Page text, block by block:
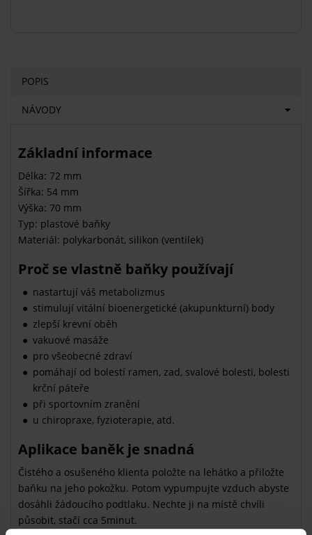
POPIS
NÁVODY
Základní informace
Délka: 72 mm
Šířka: 54 mm
Výška: 70 mm
Typ: plastové baňky
Materiál: polykarbonát, silikon (ventilek)
Proč se vlastně baňky používají
nastartují váš metabolizmus
stimulují vitální bioenergetické (akupunkturní) body
zlepší krevní oběh
vakuové masáže
pro všeobecné zdraví
pomáhají od bolestí ramen, zad, svalové bolesti, bolesti
krční páteře
při sportovním zranění
u chiropraxe, fyzioterapie, atd.
Aplikace baněk je snadná
Čistého a osušeného klienta položte na lehátko a přiložte
baňku na jeho pokožku. Potom vypumpujte vzduch abyste
dosáhli žádoucího podtlaku. Nechte ji na místě chvíli
působit, stačí cca 5minut.